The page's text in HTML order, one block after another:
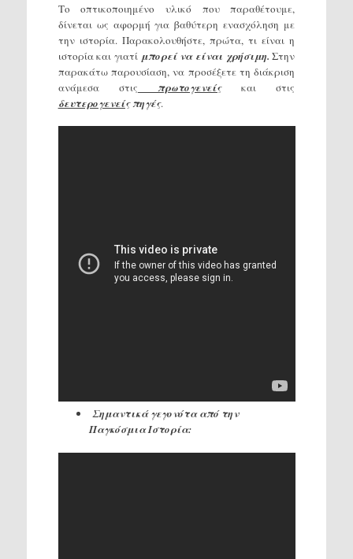
Το οπτικοποιημένο υλικό που παραθέτουμε,
δίνεται ως αφορμή για βαθύτερη ενασχόληση με
την ιστορία. Παρακολουθήστε, πρώτα, τι είναι η
ιστορία και γιατί μπορεί να είναι χρήσιμη. Στην
παρακάτω παρουσίαση, να προσέξετε τη διάκριση
ανάμεσα στις πρωτογενείςκαι στις
δευτερογενείςπηγές.
Σημαντικά γεγονότα από την
Παγκόσμια Ιστορία: